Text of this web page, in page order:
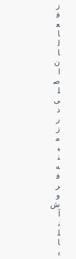
ز
ف
ع
ا
ل
ا
ن
ص
ل
ی
د
ر
ز
م
ی
ن
ه
ف
ر
و
ش
ن
ل
ا
ی